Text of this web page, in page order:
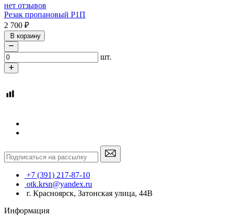
нет отзывов
Резак пропановый Р1П
2 700 ₽
В корзину
шт.
+7 (391) 217-87-10
otk.krsn@yandex.ru
г. Красноярск, Затонская улица, 44В
Информация